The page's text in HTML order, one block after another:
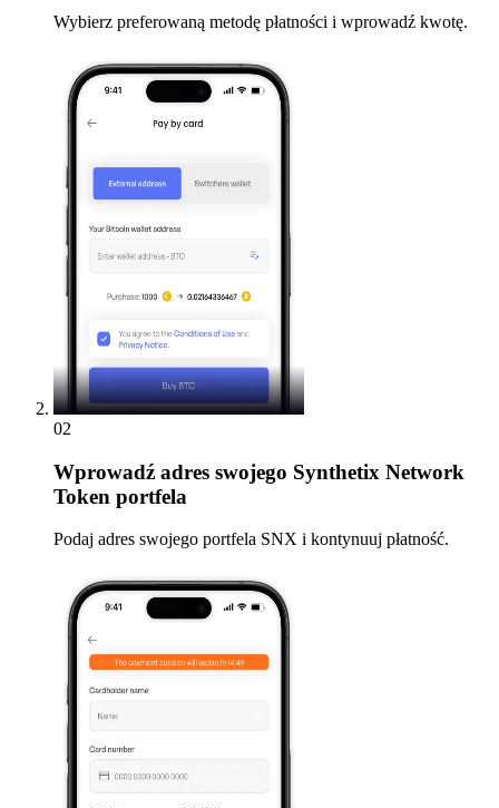
Wybierz preferowaną metodę płatności i wprowadź kwotę.
02
Wprowadź adres swojego Synthetix Network
Token portfela
Podaj adres swojego portfela SNX i kontynuuj płatność.